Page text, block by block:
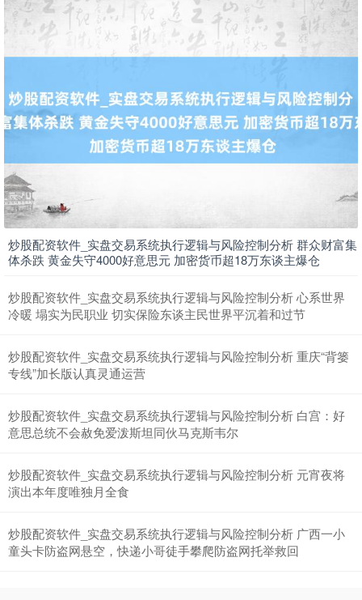
上证综指 3911.80 +11.44 +0.29%
炒股配资软件_实盘交易系统执行逻辑与风险控制分析 群众财富集
体杀跌 黄金失守4000好意思元 加密货币超18万东谈主爆仓
炒股配资软件_实盘交易系统执行逻辑与风险控制分析 心系世界
冷暖 塌实为民职业 切实保险东谈主民世界平沉着和过节
炒股配资软件_实盘交易系统执行逻辑与风险控制分析 重庆“背篓
专线”加长版认真灵通运营
炒股配资软件_实盘交易系统执行逻辑与风险控制分析 白宫：好
意思总统不会赦免爱泼斯坦同伙马克斯韦尔
炒股配资软件_实盘交易系统执行逻辑与风险控制分析 元宵夜将
演出本年度唯独月全食
炒股配资软件_实盘交易系统执行逻辑与风险控制分析 广西一小
童头卡防盗网悬空，快递小哥徒手攀爬防盗网托举救回